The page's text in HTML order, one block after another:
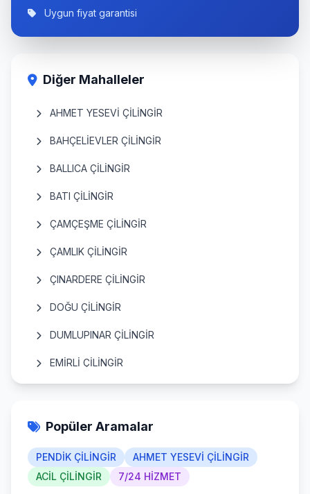
Uygun fiyat garantisi
Diğer Mahalleler
AHMET YESEVİ ÇİLİNGİR
BAHÇELİEVLER ÇİLİNGİR
BALLICA ÇİLİNGİR
BATI ÇİLİNGİR
ÇAMÇEŞME ÇİLİNGİR
ÇAMLIK ÇİLİNGİR
ÇINARDERE ÇİLİNGİR
DOĞU ÇİLİNGİR
DUMLUPINAR ÇİLİNGİR
EMİRLİ ÇİLİNGİR
ESENYALI ÇİLİNGİR
FATİH ÇİLİNGİR
Popüler Aramalar
PENDİK ÇİLİNGİR
AHMET YESEVİ ÇİLİNGİR
ACİL ÇİLİNGİR
7/24 HİZMET